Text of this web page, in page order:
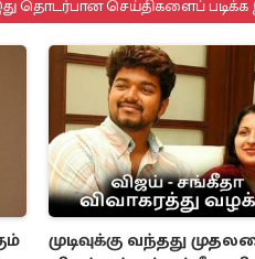
தொடர்பான செய்திகளைப் படிக்க
முடிவுக்கு வந்தது